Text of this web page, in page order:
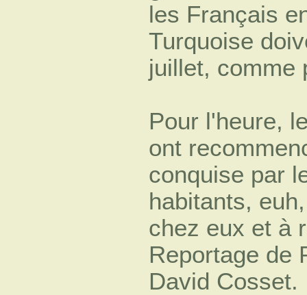
les Français
Turquoise
juillet, comme
Pour l'heure,
ont
conquise par
habitants,
chez eux et à
Reportage de
David Cosset.